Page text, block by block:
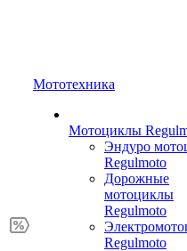
Мототехника
Мотоциклы
Эндуро
Regulmoto
Дорожные
мотоциклы
Regulmoto
Regulmoto